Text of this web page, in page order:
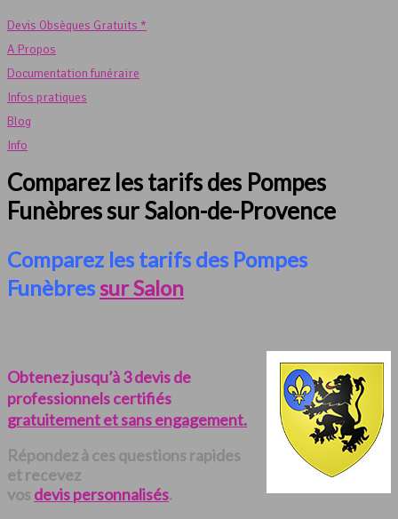
Devis Obsèques Gratuits *
A Propos
Documentation funéraire
Infos pratiques
Blog
Info
Comparez les tarifs des Pompes
Funèbres sur Salon-de-Provence
Comparez les tarifs des Pompes
Funèbres sur Salon
Obtenez jusqu’à 3 devis de
professionnels certifiés
gratuitement et sans engagement.
Répondez à ces questions rapides
et recevez
vos devis personnalisés.